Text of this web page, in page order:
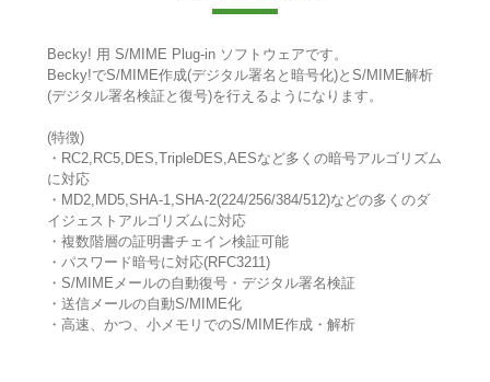
Becky! 用 S/MIME Plug-in ソフトウェアです。
Becky!でS/MIME作成(デジタル署名と暗号化)とS/MIME解析
(デジタル署名検証と復号)を行えるようになります。
(特徴)
・RC2,RC5,DES,TripleDES,AESなど多くの暗号アルゴリズム
に対応
・MD2,MD5,SHA-1,SHA-2(224/256/384/512)などの多くのダ
イジェストアルゴリズムに対応
・複数階層の証明書チェイン検証可能
・パスワード暗号に対応(RFC3211)
・S/MIMEメールの自動復号・デジタル署名検証
・送信メールの自動S/MIME化
・高速、かつ、小メモリでのS/MIME作成・解析